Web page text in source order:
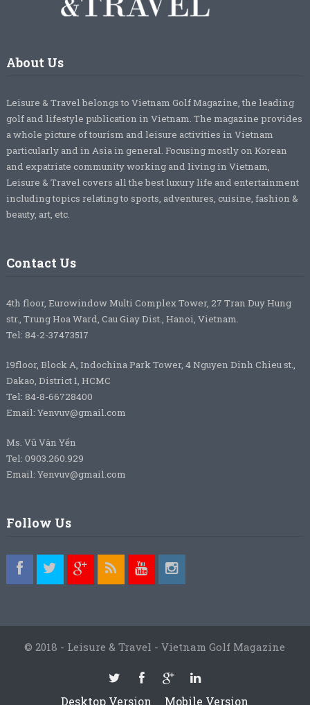
About Us
Leisure & Travel belongs to Vietnam Golf Magazine, the leading
golf and lifestyle publication in Vietnam. The magazine provides
a whole picture of tourism and leisure activities in Vietnam
particularly and in Asia in general. Focusing mostly on Korean
and expatriate community working and living in Vietnam,
Leisure & Travel covers all the best luxury life and entertainment
including topics relating to sports, adventures, cuisine, fashion &
beauty, art, etc.
Contact Us
4th floor, Eurowindow Multi Complex Tower, 27 Tran Duy Hung
str., Trung Hoa Ward, Cau Giay Dist., Hanoi, Vietnam.
Tel: 84-2-37473517
19floor, Block A, Indochina Park Tower, 4 Nguyen Dinh Chieu st.,
Dakao, District 1, HCMC
Tel: 84-8-66728400
Email: Yenvuv@gmail.com
Ms. Vũ Vân Yến
Tel: 0903.260.929
Email: Yenvuv@gmail.com
Follow Us
© 2018 - Leisure & Travel - Vietnam Golf Magazine
Desktop Version Mobile Version